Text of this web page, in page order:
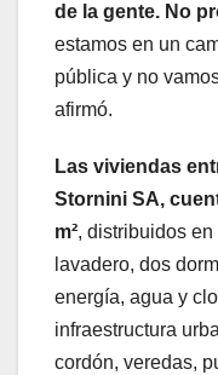
de la gente. No
estamos en un
pública y no
afirmó.
Las viviendas
Stornini SA,
m², distribuidos
lavadero, dos
energía, agua y
infraestructura
cordón, veredas,